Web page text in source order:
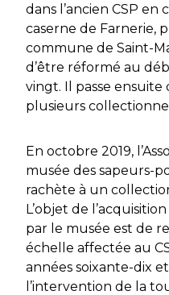
dans l’ancien CSP
caserne de Farnerie,
commune de Saint-
d’être réformé au
vingt. Il passe ensuite
plusieurs
En octobre 2019,
musée des sapeurs-
rachète à un
L’objet de
par le musée est de
échelle affectée au
années soixante-dix
l’intervention de la